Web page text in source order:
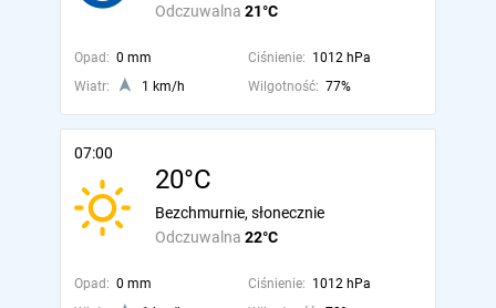
Odczuwalna 21°C
Opad: 0 mm Ciśnienie: 1012 hPa
Wiatr:
1 km/h Wilgotność: 77%
07:00
20°C
Odczuwalna 22°C
Bezchmurnie, słonecznie
Opad: 0 mm Ciśnienie: 1012 hPa